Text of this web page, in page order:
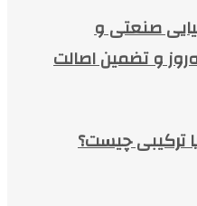
صنعتی و
و تضمین اصالت
ترکیبی چیست؟